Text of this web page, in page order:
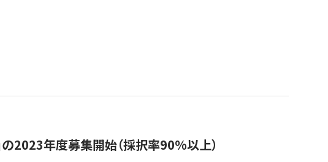
2023年度募集開始（採択率90%以上）